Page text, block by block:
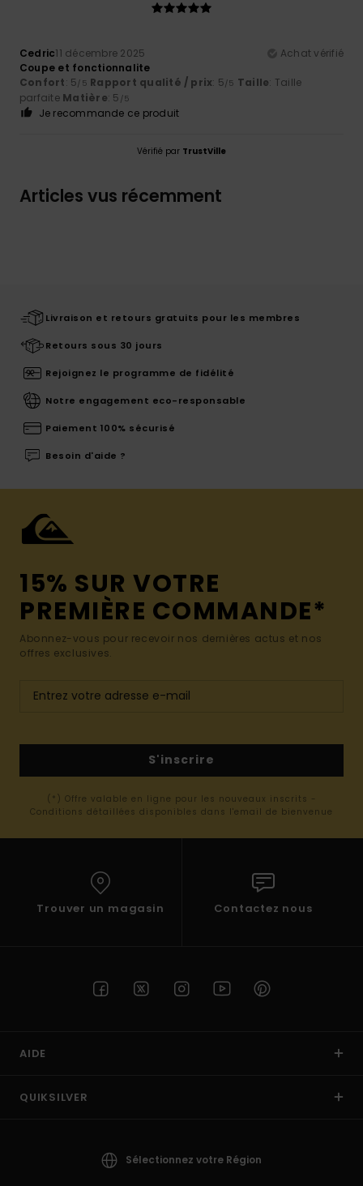
Cedric11 décembre 2025
Achat vérifié
Coupe et fonctionnalite
Confort: 5/5 Rapport qualité / prix: 5/5 Taille: Taille
parfaite Matière: 5 /5
Je recommande ce produit
Vérifié par TrustVille
Articles vus récemment
Livraison et retours gratuits pour les membres
Retours sous 30 jours
Rejoignez le programme de fidélité
Notre engagement eco-responsable
Paiement 100% sécurisé
Besoin d'aide ?
15% SUR VOTRE
PREMIÈRE COMMANDE*
Abonnez-vous pour recevoir nos dernières actus et nos
offres exclusives.
S'inscrire
(*) Offre valable en ligne pour les nouveaux inscrits -
Conditions détaillées disponibles dans l'email de bienvenue
Trouver un magasin Contactez nous
AIDE
QUIKSILVER
Sélectionnez votre Région